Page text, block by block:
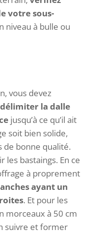
votre sous-
niveau à bulle ou
vous devez
délimiter la dalle
jusqu’à ce qu’il ait
soit bien solide,
de bonne qualité.
les bastaings. En ce
à proprement
ayant un
. Et pour les
morceaux à 50 cm
suivre et former